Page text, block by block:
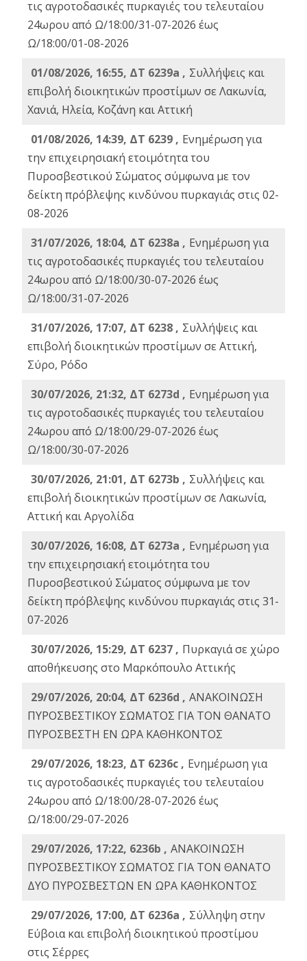
τις αγροτοδασικές πυρκαγιές του τελευταίου
24ωρου από Ω/18:00/31-07-2026 έως
Ω/18:00/01-08-2026
01/08/2026, 16:55, ΔΤ 6239a , Συλλήψεις και
επιβολή διοικητικών προστίμων σε Λακωνία,
Χανιά, Ηλεία, Κοζάνη και Αττική
01/08/2026, 14:39, ΔΤ 6239 , Ενημέρωση για
την επιχειρησιακή ετοιμότητα του
Πυροσβεστικού Σώματος σύμφωνα με τον
δείκτη πρόβλεψης κινδύνου πυρκαγιάς στις 02-
08-2026
31/07/2026, 18:04, ΔΤ 6238a , Ενημέρωση για
τις αγροτοδασικές πυρκαγιές του τελευταίου
24ωρου από Ω/18:00/30-07-2026 έως
Ω/18:00/31-07-2026
31/07/2026, 17:07, ΔΤ 6238 , Συλλήψεις και
επιβολή διοικητικών προστίμων σε Αττική,
Σύρο, Ρόδο
30/07/2026, 21:32, ΔΤ 6273d , Ενημέρωση για
τις αγροτοδασικές πυρκαγιές του τελευταίου
24ωρου από Ω/18:00/29-07-2026 έως
Ω/18:00/30-07-2026
30/07/2026, 21:01, ΔΤ 6273b , Συλλήψεις και
επιβολή διοικητικών προστίμων σε Λακωνία,
Αττική και Αργολίδα
30/07/2026, 16:08, ΔΤ 6273a , Ενημέρωση για
την επιχειρησιακή ετοιμότητα του
Πυροσβεστικού Σώματος σύμφωνα με τον
δείκτη πρόβλεψης κινδύνου πυρκαγιάς στις 31-
07-2026
30/07/2026, 15:29, ΔΤ 6237 , Πυρκαγιά σε χώρο
αποθήκευσης στο Μαρκόπουλο Αττικής
29/07/2026, 20:04, ΔΤ 6236d , ΑΝΑΚΟΙΝΩΣΗ
ΠΥΡΟΣΒΕΣΤΙΚΟΥ ΣΩΜΑΤΟΣ ΓΙΑ ΤΟΝ ΘΑΝΑΤΟ
ΠΥΡΟΣΒΕΣΤΗ ΕΝ ΩΡΑ ΚΑΘΗΚΟΝΤΟΣ
29/07/2026, 18:23, ΔΤ 6236c , Ενημέρωση για
τις αγροτοδασικές πυρκαγιές του τελευταίου
24ωρου από Ω/18:00/28-07-2026 έως
Ω/18:00/29-07-2026
29/07/2026, 17:22, 6236b , ΑΝΑΚΟΙΝΩΣΗ
ΠΥΡΟΣΒΕΣΤΙΚΟΥ ΣΩΜΑΤΟΣ ΓΙΑ ΤΟΝ ΘΑΝΑΤΟ
ΔΥΟ ΠΥΡΟΣΒΕΣΤΩΝ ΕΝ ΩΡΑ ΚΑΘΗΚΟΝΤΟΣ
29/07/2026, 17:00, ΔΤ 6236a , Σύλληψη στην
Εύβοια και επιβολή διοικητικού προστίμου
στις Σέρρες